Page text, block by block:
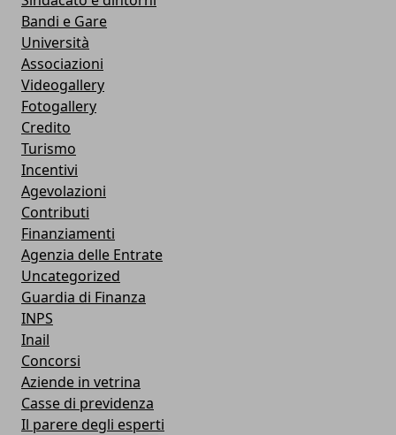
Bandi e Gare
Università
Associazioni
Videogallery
Fotogallery
Credito
Turismo
Incentivi
Agevolazioni
Contributi
Finanziamenti
Agenzia delle Entrate
Uncategorized
Guardia di Finanza
INPS
Inail
Concorsi
Aziende in vetrina
Casse di previdenza
Il parere degli esperti